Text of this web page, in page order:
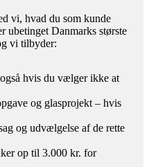
vi, hvad du som kunde
ubetinget Danmarks største
vi tilbyder:
hvis du vælger ikke at
og glasprojekt – hvis
og udvælgelse af de rette
op til 3.000 kr. for